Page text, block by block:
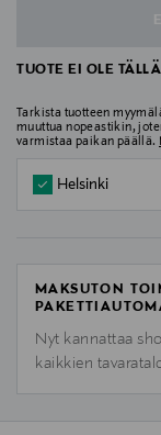
TUOTE EI OLE
Tarkista tuotteen
muuttua nopeastikin,
varmistaa paikan päällä.
Helsinki
MAKSUTON
Nyt kannattaa
kaikkien